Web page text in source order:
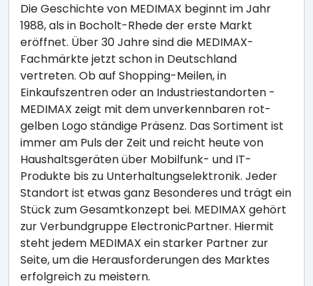
Die Geschichte von MEDIMAX beginnt im Jahr
1988, als in Bocholt-Rhede der erste Markt
eröffnet. Über 30 Jahre sind die MEDIMAX-
Fachmärkte jetzt schon in Deutschland
vertreten. Ob auf Shopping-Meilen, in
Einkaufszentren oder an Industriestandorten -
MEDIMAX zeigt mit dem unverkennbaren rot-
gelben Logo ständige Präsenz. Das Sortiment ist
immer am Puls der Zeit und reicht heute von
Haushaltsgeräten über Mobilfunk- und IT-
Produkte bis zu Unterhaltungselektronik. Jeder
Standort ist etwas ganz Besonderes und trägt ein
Stück zum Gesamtkonzept bei. MEDIMAX gehört
zur Verbundgruppe ElectronicPartner. Hiermit
steht jedem MEDIMAX ein starker Partner zur
Seite, um die Herausforderungen des Marktes
erfolgreich zu meistern.